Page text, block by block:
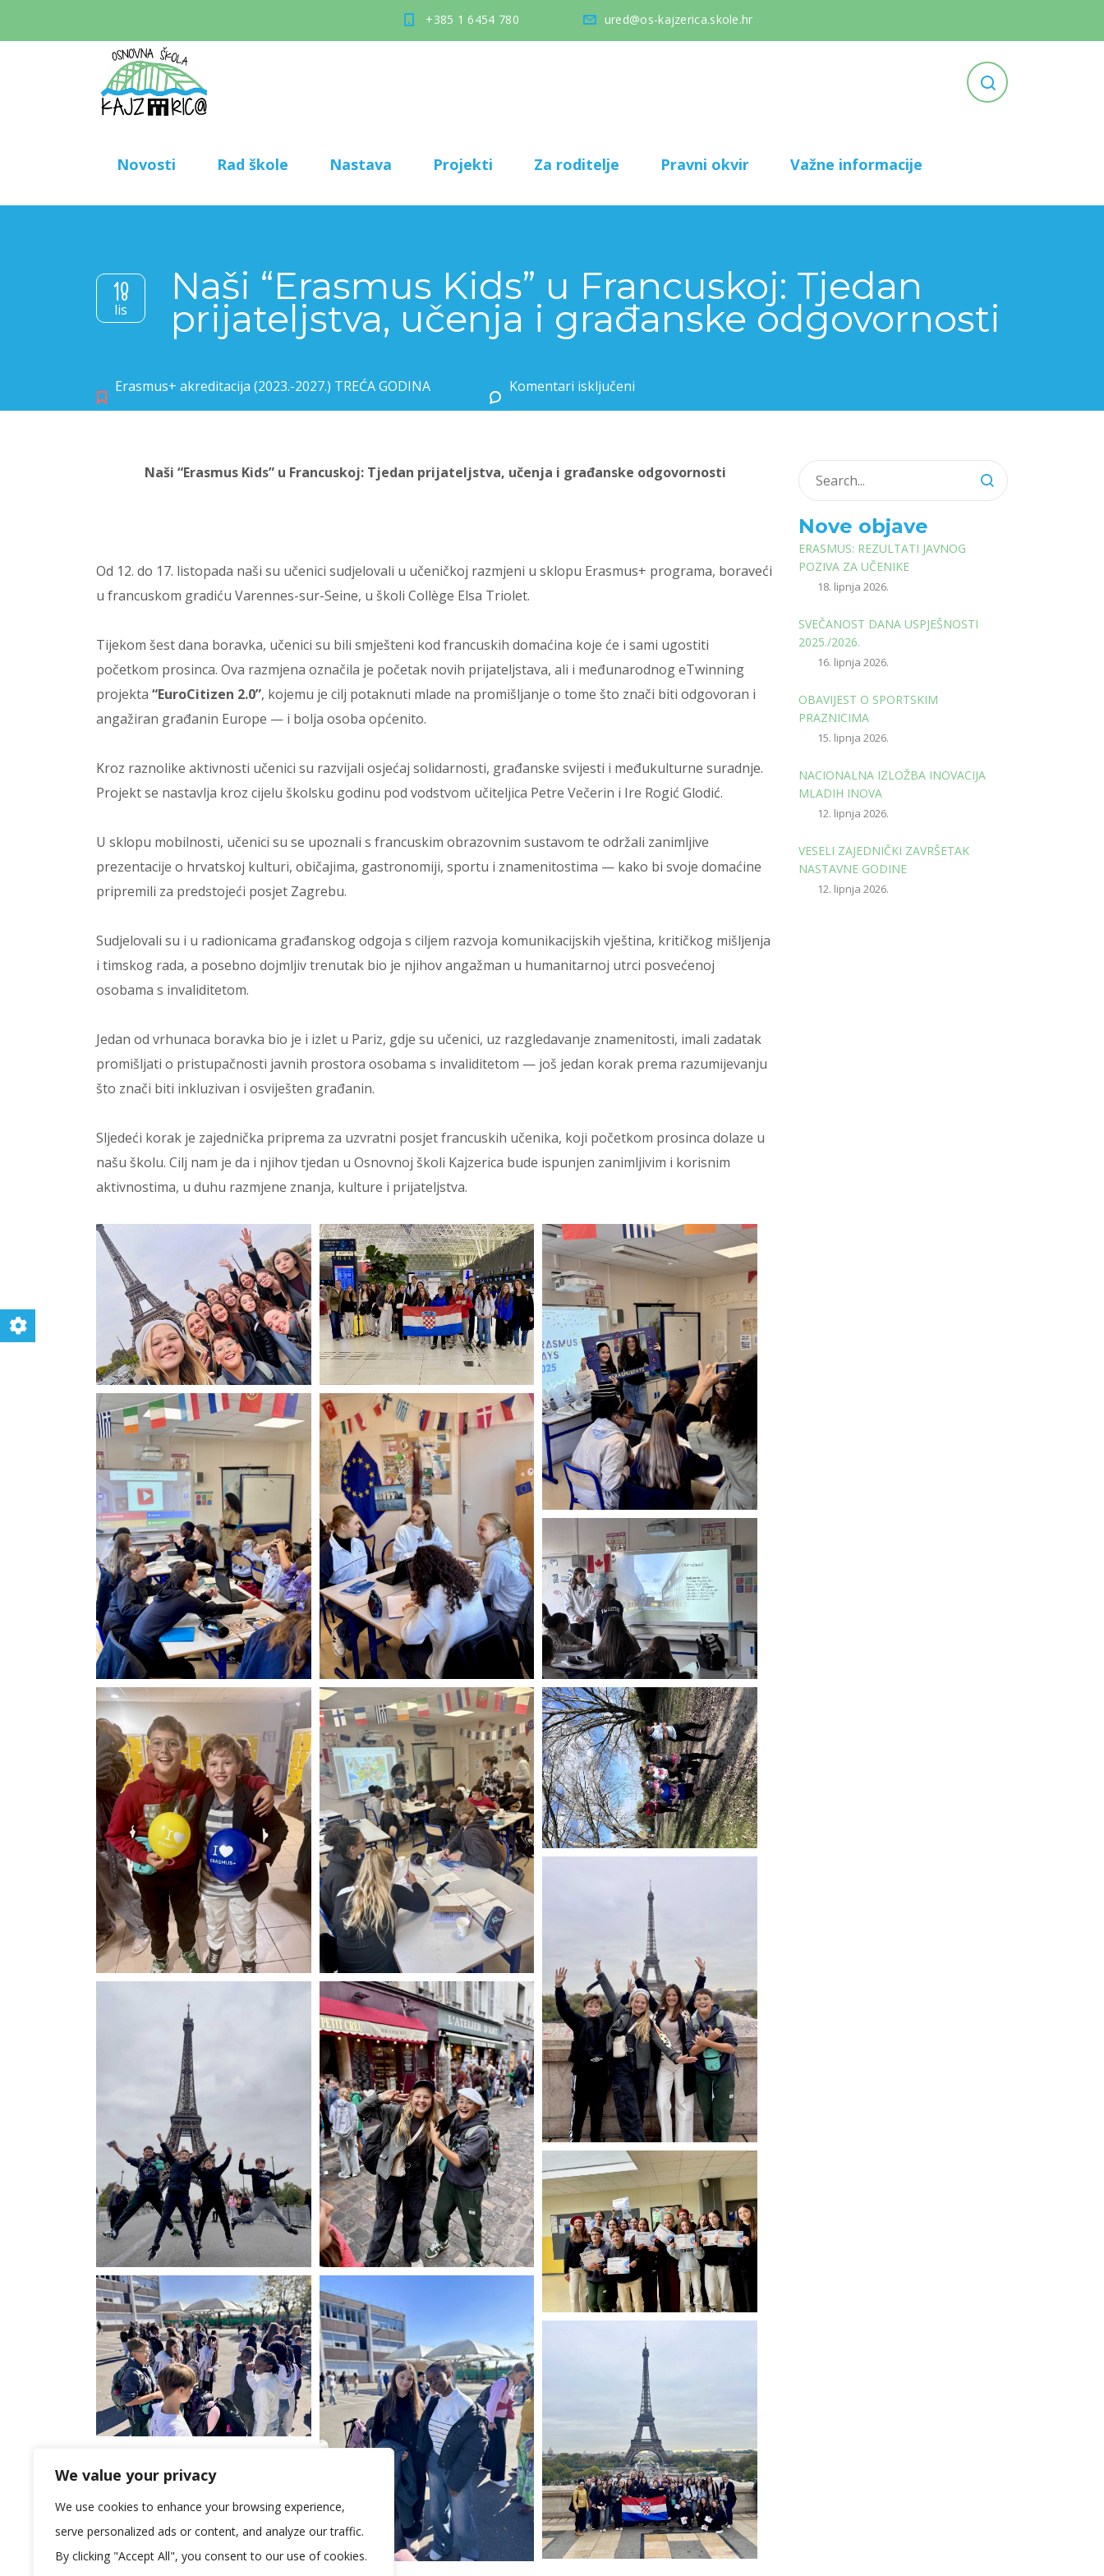
We value your privacy
We use cookies to enhance your browsing experience,
serve personalized ads or content, and analyze our traffic.
By clicking "Accept All", you consent to our use of cookies.
+385 1 6454 780 ured@os-kajzerica.skole.hr
Novosti Rad škole Nastava Projekti Za roditelje Pravni okvir Važne informacije
18
lis
Naši “Erasmus Kids” u Francuskoj: Tjedan
prijateljstva, učenja i građanske odgovornosti
Erasmus+ akreditacija (2023.-2027.) TREĆA GODINA Komentari isključeni
Naši “Erasmus Kids” u Francuskoj: Tjedan prijateljstva, učenja i građanske odgovornosti
Od 12. do 17. listopada naši su učenici sudjelovali u učeničkoj razmjeni u sklopu Erasmus+ programa, boraveći
u francuskom gradiću Varennes-sur-Seine, u školi Collège Elsa Triolet.
Tijekom šest dana boravka, učenici su bili smješteni kod francuskih domaćina koje će i sami ugostiti
početkom prosinca. Ova razmjena označila je početak novih prijateljstava, ali i međunarodnog eTwinning
projekta “EuroCitizen 2.0”, kojemu je cilj potaknuti mlade na promišljanje o tome što znači biti odgovoran i
angažiran građanin Europe — i bolja osoba općenito.
Kroz raznolike aktivnosti učenici su razvijali osjećaj solidarnosti, građanske svijesti i međukulturne suradnje.
Projekt se nastavlja kroz cijelu školsku godinu pod vodstvom učiteljica Petre Večerin i Ire Rogić Glodić.
U sklopu mobilnosti, učenici su se upoznali s francuskim obrazovnim sustavom te održali zanimljive
prezentacije o hrvatskoj kulturi, običajima, gastronomiji, sportu i znamenitostima — kako bi svoje domaćine
pripremili za predstojeći posjet Zagrebu.
Sudjelovali su i u radionicama građanskog odgoja s ciljem razvoja komunikacijskih vještina, kritičkog mišljenja
i timskog rada, a posebno dojmljiv trenutak bio je njihov angažman u humanitarnoj utrci posvećenoj
osobama s invaliditetom.
Jedan od vrhunaca boravka bio je i izlet u Pariz, gdje su učenici, uz razgledavanje znamenitosti, imali zadatak
promišljati o pristupačnosti javnih prostora osobama s invaliditetom — još jedan korak prema razumijevanju
što znači biti inkluzivan i osviješten građanin.
Sljedeći korak je zajednička priprema za uzvratni posjet francuskih učenika, koji početkom prosinca dolaze u
našu školu. Cilj nam je da i njihov tjedan u Osnovnoj školi Kajzerica bude ispunjen zanimljivim i korisnim
aktivnostima, u duhu razmjene znanja, kulture i prijateljstva.
Nove objave
ERASMUS: REZULTATI JAVNOG
POZIVA ZA UČENIKE
18. lipnja 2026.
SVEČANOST DANA USPJEŠNOSTI
2025./2026.
16. lipnja 2026.
OBAVIJEST O SPORTSKIM
PRAZNICIMA
15. lipnja 2026.
NACIONALNA IZLOŽBA INOVACIJA
MLADIH INOVA
12. lipnja 2026.
VESELI ZAJEDNIČKI ZAVRŠETAK
NASTAVNE GODINE
12. lipnja 2026.